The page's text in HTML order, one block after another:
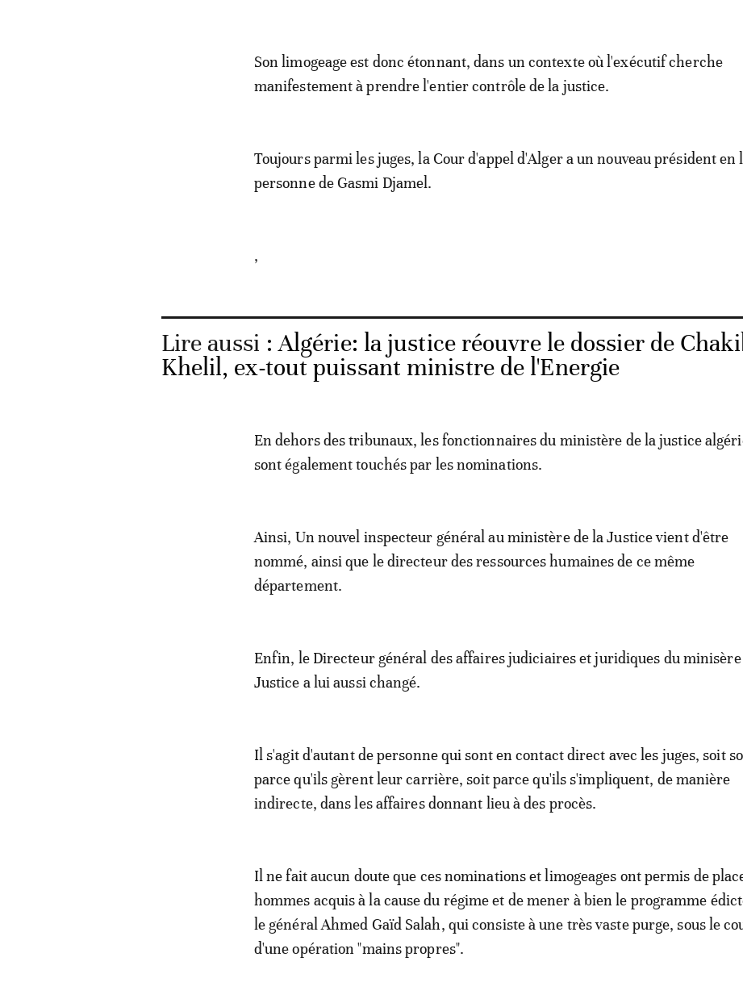
Son limogeage est donc étonnant, dans un contexte où l'exécutif cherche
manifestement à prendre l'entier contrôle de la justice.
Toujours parmi les juges, la Cour d'appel d'Alger a un nouveau président en
personne de Gasmi Djamel.
,
Lire aussi :Algérie: la justice réouvre le dossier de
Khelil, ex-tout puissant ministre de l'Energie
En dehors des tribunaux, les fonctionnaires du ministère de la justice
sont également touchés par les nominations.
Ainsi, Un nouvel inspecteur général au ministère de la Justice vient d'être
nommé, ainsi que le directeur des ressources humaines de ce même
département.
Enfin, le Directeur général des affaires judiciaires et juridiques du minisère
Justice a lui aussi changé.
Il s'agit d'autant de personne qui sont en contact direct avec les juges, soit
parce qu'ils gèrent leur carrière, soit parce qu'ils s'impliquent, de manière
indirecte, dans les affaires donnant lieu à des procès.
Il ne fait aucun doute que ces nominations et limogeages ont permis de
hommes acquis à la cause du régime et de mener à bien le programme
le général Ahmed Gaïd Salah, qui consiste à une très vaste purge, sous le
d'une opération "mains propres".